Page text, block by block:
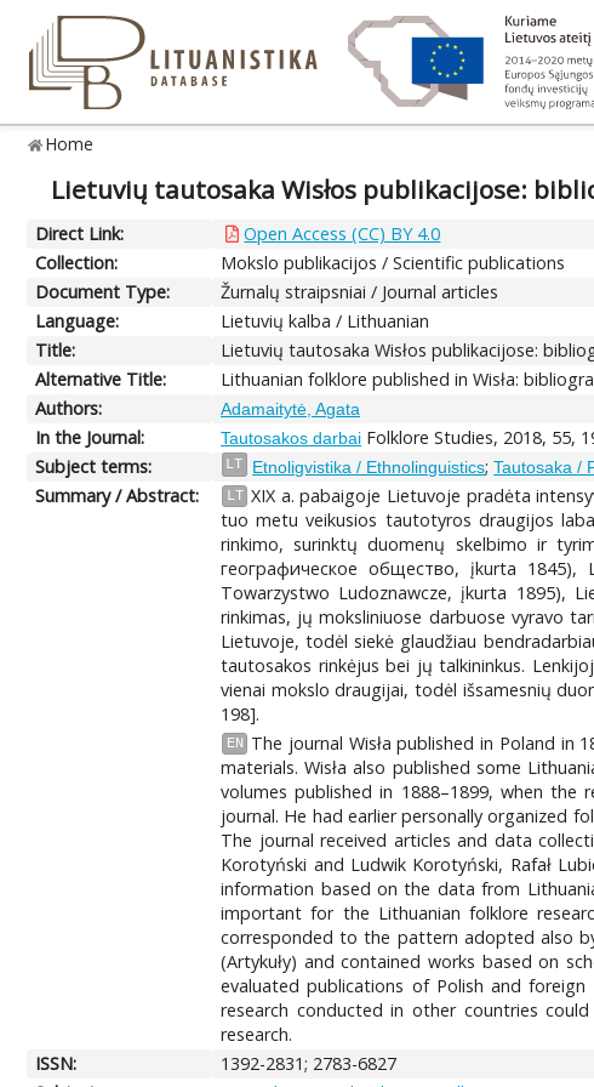
Home
Lietuvių tautosaka Wisłos publikacijose:
Direct Link:
Open Access (CC) BY 4.0
Collection:
Mokslo publikacijos / Scientific publications
Document Type:
Žurnalų straipsniai / Journal articles
Language:
Lietuvių kalba / Lithuanian
Title:
Lietuvių tautosaka Wisłos publikacijose:
Alternative Title:
Lithuanian folklore published in Wisła:
Authors:
Adamaitytė, Agata
In the Journal: Tautosakos darbai Folklore Studies, 2018, 55,
Subject terms:
LT Etnoligvistika / Ethnolinguistics;Tautosaka /
Summary / Abstract: LT XIX a. pabaigoje Lietuvoje pradėta
tuo metu veikusios tautotyros draugijos
rinkimo, surinktų duomenų skelbimo ir
географическое общество, įkurta 1845),
Towarzystwo Ludoznawcze, įkurta 1895),
rinkimas, jų moksliniuose darbuose vyravo
Lietuvoje, todėl siekė glaudžiau
tautosakos rinkėjus bei jų talkininkus.
vienai mokslo draugijai, todėl išsamesnių
198].
EN
The journal Wisła published in Poland
materials. Wisła also published some
volumes published in 1888–1899, when the
journal. He had earlier personally organized
The journal received articles and data
Korotyński and Ludwik Korotyński, Rafał
information based on the data from
important for the Lithuanian folklore
corresponded to the pattern adopted also
(Artykuły) and contained works based on
evaluated publications of Polish and
research conducted in other countries
research.
ISSN:
1392-2831; 2783-6827